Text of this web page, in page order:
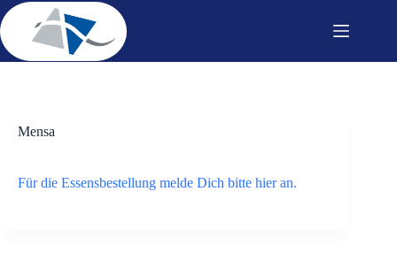
Zum
Inhalt
springen
Mensa
Für die Essensbestellung melde Dich bitte hier an.